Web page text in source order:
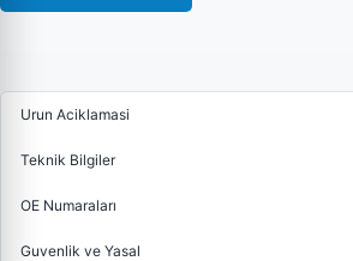
Urun Aciklamasi
Teknik Bilgiler
OE Numaraları
Guvenlik ve Yasal